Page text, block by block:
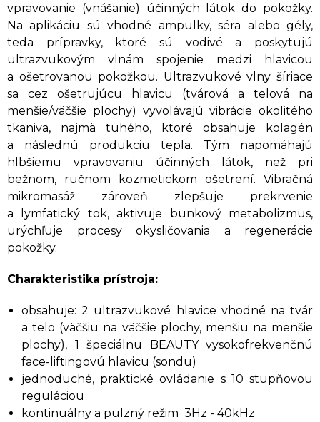
vpravovanie (vnášanie) účinných látok do pokožky.
Na aplikáciu sú vhodné ampulky, séra alebo gély,
teda prípravky, ktoré sú vodivé a poskytujú
ultrazvukovým vlnám spojenie medzi hlavicou
a ošetrovanou pokožkou. Ultrazvukové vlny šíriace
sa cez ošetrujúcu hlavicu (tvárová a telová na
menšie/väčšie plochy) vyvolávajú vibrácie okolitého
tkaniva, najmä tuhého, ktoré obsahuje kolagén
a následnú produkciu tepla. Tým napomáhajú
hlbšiemu vpravovaniu účinných látok, než pri
bežnom, ručnom kozmetickom ošetrení. Vibračná
mikromasáž zároveň zlepšuje prekrvenie
a lymfatický tok, aktivuje bunkový metabolizmus,
urýchľuje procesy okysličovania a regenerácie
pokožky.
Charakteristika prístroja:
obsahuje: 2 ultrazvukové hlavice vhodné na tvár
a telo (väčšiu na väčšie plochy, menšiu na menšie
plochy), 1 špeciálnu BEAUTY vysokofrekvenčnú
face-liftingovú hlavicu (sondu)
jednoduché, praktické ovládanie s 10 stupňovou
reguláciou
kontinuálny a pulzný režim 3Hz - 40kHz